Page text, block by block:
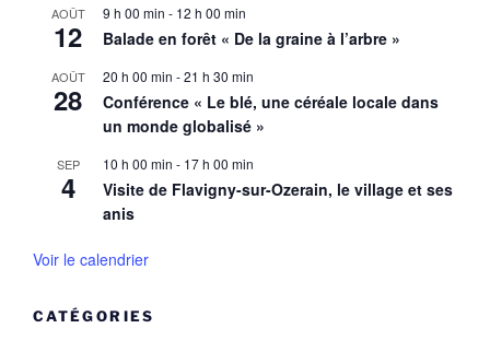
AOÛT
12
9 h 00 min - 12 h 00 min
Balade en forêt « De la graine à l’arbre »
AOÛT
28
20 h 00 min -21 h 30 min
Conférence « Le blé, une céréale locale dans
un monde globalisé »
SEP
4
10 h 00 min - 17 h 00 min
Visite de Flavigny-sur-Ozerain, le village et ses
anis
Voir le calendrier
CATÉGORIES